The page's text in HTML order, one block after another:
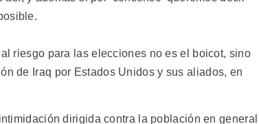
riesgo para las elecciones no es el boicot, sino
de Iraq por Estados Unidos y sus aliados, en
dirigida contra la población en general